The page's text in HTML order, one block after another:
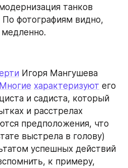
танков
фотографиям видно,
Игоря Мангушева
Многие характеризуют его
и садиста, который
и расстрелах
предположения, что
выстрела в голову)
успешных действий
к примеру,